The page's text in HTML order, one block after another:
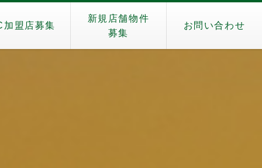
加盟店募集
新規店舗物件
募集
お問い合わせ